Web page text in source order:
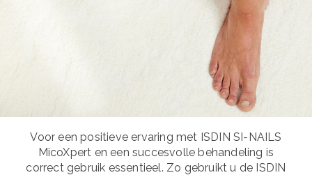
Voor een positieve ervaring met ISDIN SI-NAILS
MicoXpert en een succesvolle behandeling is
correct gebruik essentieel. Zo gebruikt u de ISDIN